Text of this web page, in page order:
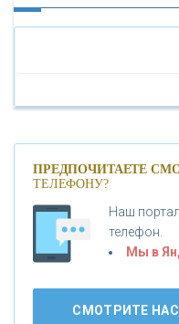
«БАНК САНКТ-
«НОВИКОМБАНК»
ПРЕДПОЧИТАЕТЕ
ТЕЛЕФОНУ?
Наш
телефон.
Мы в
СМОТРИТЕ